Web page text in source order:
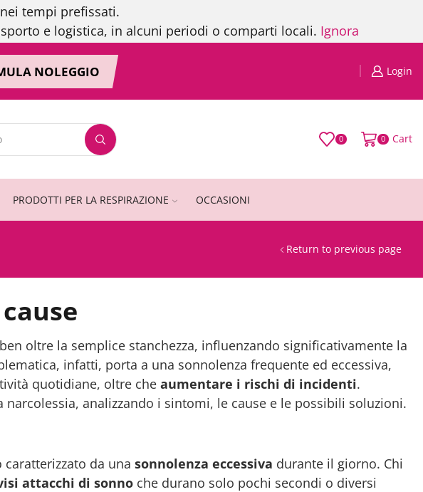
tempi prefissati.
e logistica, in alcuni periodi o comparti locali. Ignora
NOLEGGIO Login
0 0 Cart
PRODOTTI PER LA RESPIRAZIONE OCCASIONI
Return to previous page
oltre la semplice stanchezza, influenzando significativamente la
infatti, porta a una sonnolenza frequente ed eccessiva,
quotidiane, oltre che aumentare i rischi di incidenti.
narcolessia, analizzando i sintomi, le cause e le possibili soluzioni.
da una sonnolenza eccessiva durante il giorno. Chi
attacchi di sonno che durano solo pochi secondi o diversi